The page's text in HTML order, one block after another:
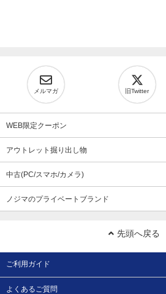
メルマガ 旧Twitter
WEB限定クーポン
アウトレット掘り出し物
中古(PC/スマホ/カメラ)
ノジマのプライベートブランド
先頭へ戻る
ご利用ガイド
よくあるご質問